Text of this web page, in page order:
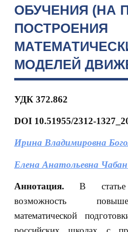
ОБУЧЕНИЯ (НА
ПОСТРОЕНИЯ
МОДЕЛЕЙ
УДК 372.862
DOI 10.51955/2312-
Ирина Владимировна
Елена Анатольевна Чабан
Аннотация.В статье
возможность
математической